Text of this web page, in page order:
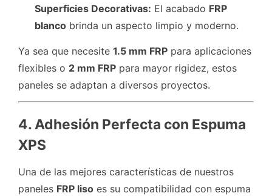
Superficies Decorativas: El acabado FRP
blanco brinda un aspecto limpio y moderno.
Ya sea que necesite 1.5 mm FRP para aplicaciones
flexibles o 2 mm FRP para mayor rigidez, estos
paneles se adaptan a diversos proyectos.
4. Adhesión Perfecta con Espuma
XPS
Una de las mejores características de nuestros
paneles FRP liso es su compatibilidad con espuma